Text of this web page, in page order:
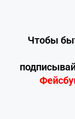
Чтобы